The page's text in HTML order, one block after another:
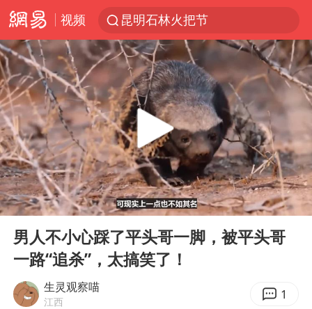
视频
昆明石林火把节
胡塞武装袭扰红海航运行动升级
我国编制完成新版全月地质图
郑国霖回应去景区上班被保安拦下
80后女柜员逆袭成4200亿银行副行长
感觉全东北都在等7号
扎哈罗娃批广岛市长不提美国原子弹
关之琳否认与27岁模特的恋情
Play
00:00 02:26
男人不小心踩了平头哥一脚，被平头哥
一路“追杀”，太搞笑了！
生灵观察喵
江西 1